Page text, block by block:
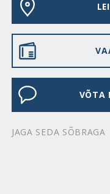
VÕTA
JAGA SEDA SÕBRAGA